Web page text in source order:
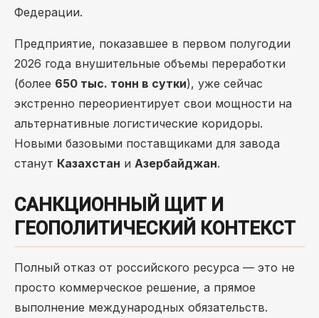
Федерации.
Предприятие, показавшее в первом полугодии
2026 года внушительные объемы переработки
(более 650 тыс. тонн в сутки), уже сейчас
экстренно переориентирует свои мощности на
альтернативные логистические коридоры.
Новыми базовыми поставщиками для завода
станут Казахстан и Азербайджан.
САНКЦИОННЫЙ ЩИТ И
ГЕОПОЛИТИЧЕСКИЙ КОНТЕКСТ
Полный отказ от российского ресурса — это не
просто коммерческое решение, а прямое
выполнение международных обязательств.